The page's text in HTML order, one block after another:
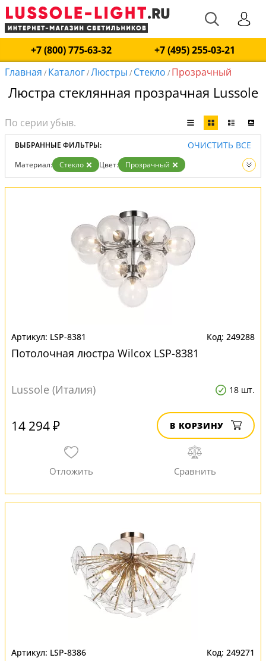
+7 (800) 775-63-32
+7 (495) 255-03-21
Главная / Каталог/Люстры / Стекло / Прозрачный
Люстра стеклянная прозрачная Lussole
ВЫБРАННЫЕ ФИЛЬТРЫ: ОЧИСТИТЬ ВСЕ
Материал: Стекло Цвет:
Прозрачный
Вид:
Люстры
LSP-8381 249288
Потолочная люстра Wilcox LSP-8381
Lussole (Италия) 18 шт.
14 294 ₽ В КОРЗИНУ
LSP-8386 249271